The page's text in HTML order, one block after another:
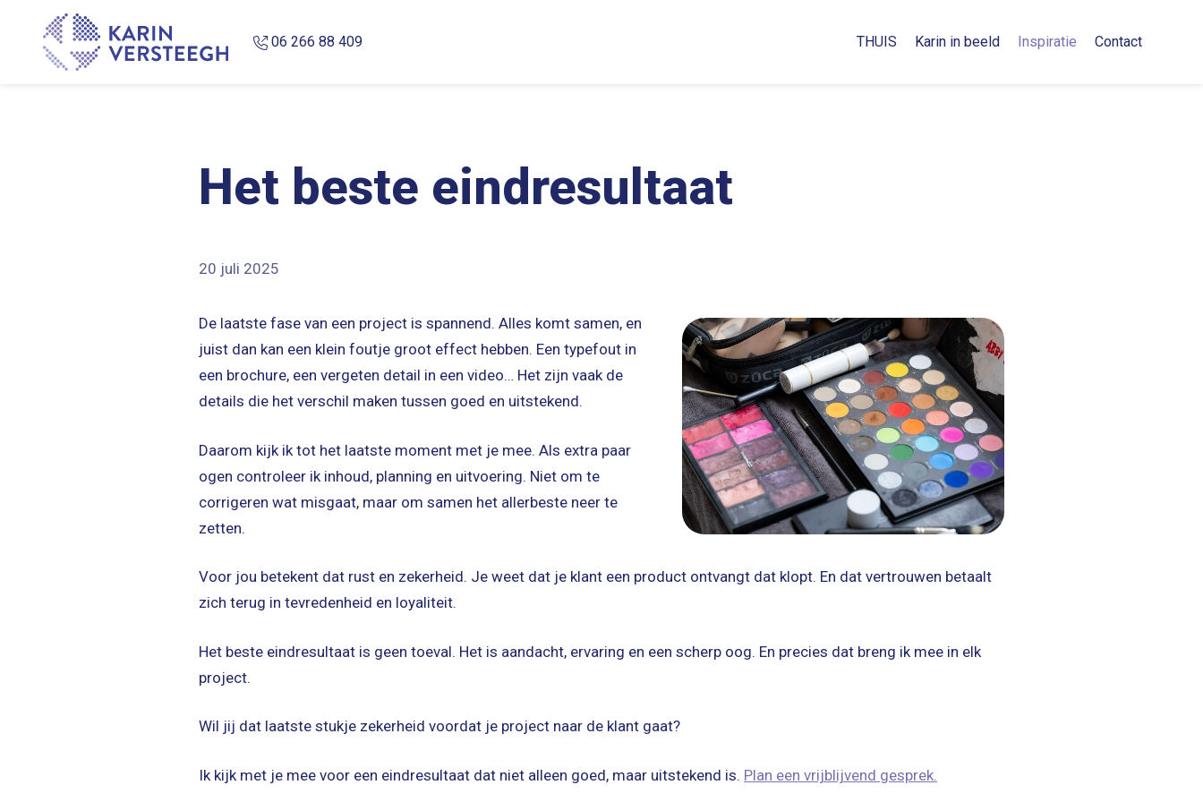
Overslaan en naar de inhoud gaan
06 266 88 409 THUIS Karin in beeld Inspiratie Contact
Het beste eindresultaat
20 juli 2025
De laatste fase van een project is spannend. Alles komt samen, en
juist dan kan een klein foutje groot effect hebben. Een typefout in
een brochure, een vergeten detail in een video… Het zijn vaak de
details die het verschil maken tussen goed en uitstekend.
Daarom kijk ik tot het laatste moment met je mee. Als extra paar
ogen controleer ik inhoud, planning en uitvoering. Niet om te
corrigeren wat misgaat, maar om samen het allerbeste neer te
zetten.
Voor jou betekent dat rust en zekerheid. Je weet dat je klant een product ontvangt dat klopt. En dat vertrouwen betaalt
zich terug in tevredenheid en loyaliteit.
Het beste eindresultaat is geen toeval. Het is aandacht, ervaring en een scherp oog. En precies dat breng ik mee in elk
project.
Wil jij dat laatste stukje zekerheid voordat je project naar de klant gaat?
Ik kijk met je mee voor een eindresultaat dat niet alleen goed, maar uitstekend is. Plan een vrijblijvend gesprek.